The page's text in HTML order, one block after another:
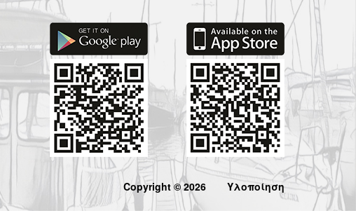
Copyright © 2026 Υλοποίηση